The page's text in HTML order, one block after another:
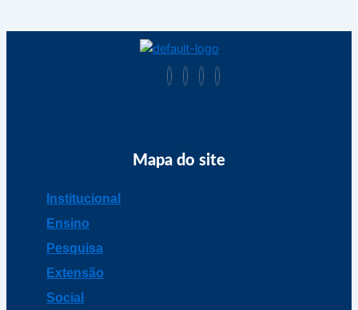
Mapa do site
Institucional
Ensino
Pesquisa
Extensão
Social